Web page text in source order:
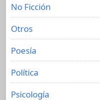
No Ficción
Otros
Poesía
Política
Psicología